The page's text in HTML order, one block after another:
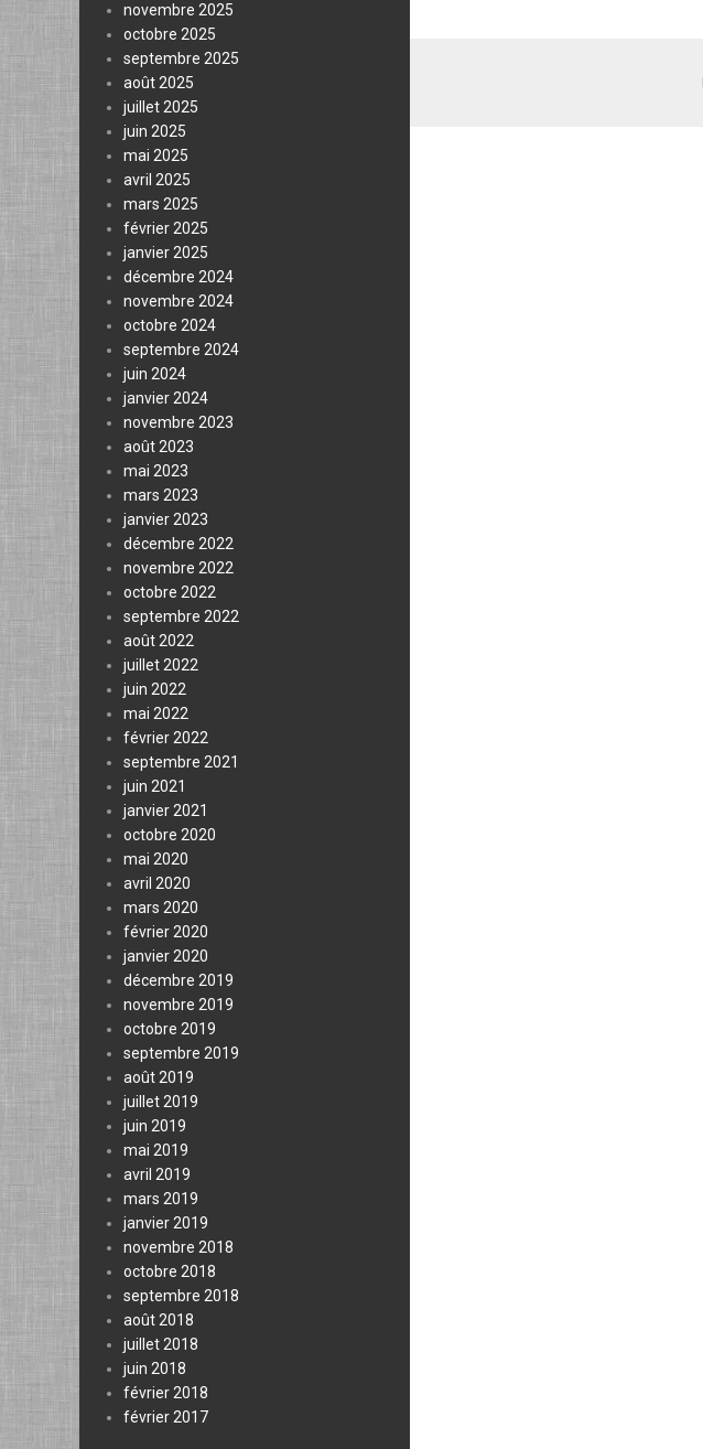
novembre 2025
octobre 2025
septembre 2025
août 2025
juillet 2025
juin 2025
mai 2025
avril 2025
mars 2025
février 2025
janvier 2025
décembre 2024
novembre 2024
octobre 2024
septembre 2024
juin 2024
janvier 2024
novembre 2023
août 2023
mai 2023
mars 2023
janvier 2023
décembre 2022
novembre 2022
octobre 2022
septembre 2022
août 2022
juillet 2022
juin 2022
mai 2022
février 2022
septembre 2021
juin 2021
janvier 2021
octobre 2020
mai 2020
avril 2020
mars 2020
février 2020
janvier 2020
décembre 2019
novembre 2019
octobre 2019
septembre 2019
août 2019
juillet 2019
juin 2019
mai 2019
avril 2019
mars 2019
janvier 2019
novembre 2018
octobre 2018
septembre 2018
août 2018
juillet 2018
juin 2018
février 2018
février 2017